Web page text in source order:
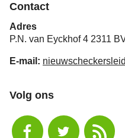
Contact
Adres
P.N. van Eyckhof 4 2311
E-mail:
Volg ons